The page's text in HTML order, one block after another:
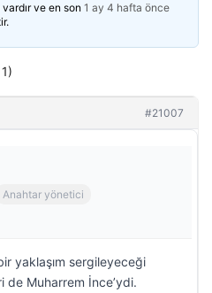
ve en son 1 ay 4 hafta önce
#21007
Anahtar yönetici
yaklaşım sergileyeceği
de Muharrem İnce’ydi.